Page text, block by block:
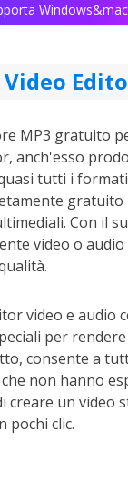
Video
MP3 gratuito
anch'esso
tutti i
Con il
video o audio
video e audio
per
consente a
non hanno
creare un video
pochi clic.